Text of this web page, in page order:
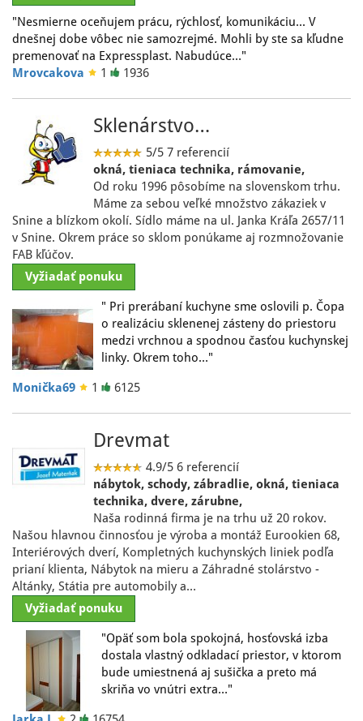
"Nesmierne oceňujem prácu, rýchlosť, komunikáciu... V
dnešnej dobe vôbec nie samozrejmé. Mohli by ste sa kľudne
premenovať na Expressplast. Nabudúce…"
Mrovcakova
1 1936
Sklenárstvo…
5/5 7 referencií
okná, tieniaca technika, rámovanie,
Od roku 1996 pôsobíme na slovenskom trhu.
Máme za sebou veľké množstvo zákaziek v
Snine a blízkom okolí. Sídlo máme na ul. Janka Kráľa 2657/11
v Snine. Okrem práce so sklom ponúkame aj rozmnožovanie
FAB kľúčov.
Vyžiadať ponuku
" Pri prerábaní kuchyne sme oslovili p. Čopa
o realizáciu sklenenej zásteny do priestoru
medzi vrchnou a spodnou časťou kuchynskej
linky. Okrem toho…"
Monička69 1 6125
Drevmat
4.9/5 6 referencií
nábytok, schody, zábradlie, okná, tieniaca
technika, dvere, zárubne,
Naša rodinná firma je na trhu už 20 rokov.
Našou hlavnou činnosťou je výroba a montáž Eurookien 68,
Interiérových dverí, Kompletných kuchynských liniek podľa
prianí klienta, Nábytok na mieru a Záhradné stolárstvo -
Altánky, Státia pre automobily a…
Vyžiadať ponuku
"Opäť som bola spokojná, hosťovská izba
dostala vlastný odkladací priestor, v ktorom
bude umiestnená aj sušička a preto má
skriňa vo vnútri extra…"